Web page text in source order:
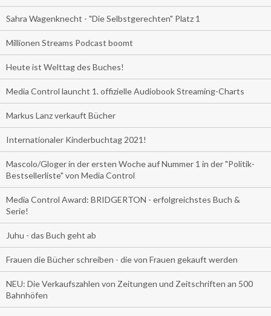
Sahra Wagenknecht - "Die Selbstgerechten" Platz 1
Millionen Streams Podcast boomt
Heute ist Welttag des Buches!
Media Control launcht 1. offizielle Audiobook Streaming-Charts
Markus Lanz verkauft Bücher
Internationaler Kinderbuchtag 2021!
Mascolo/Gloger in der ersten Woche auf Nummer 1 in der "Politik-
Bestsellerliste" von Media Control
Media Control Award: BRIDGERTON - erfolgreichstes Buch &
Serie!
Juhu - das Buch geht ab
Frauen die Bücher schreiben - die von Frauen gekauft werden
NEU: Die Verkaufszahlen von Zeitungen und Zeitschriften an 500
Bahnhöfen